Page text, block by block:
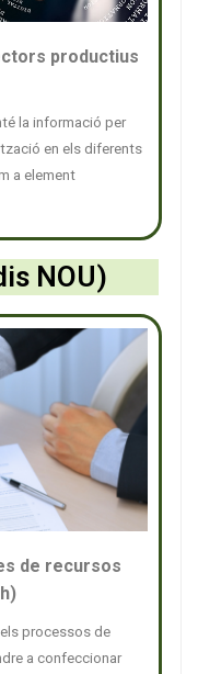
productius
la informació per
en els diferents
a element
NOU)
de recursos
processos de
a confeccionar